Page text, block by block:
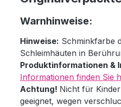
Warnhinweise:
Hinweise: Schminkfarbe
Schleimhäuten in
Produktinformationen &
Informationen finden Sie
Achtung! Nicht für
geeignet, wegen